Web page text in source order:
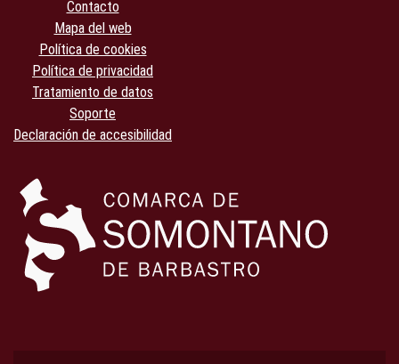
Contacto
Mapa del web
Política de cookies
Política de privacidad
Tratamiento de datos
Soporte
Declaración de accesibilidad